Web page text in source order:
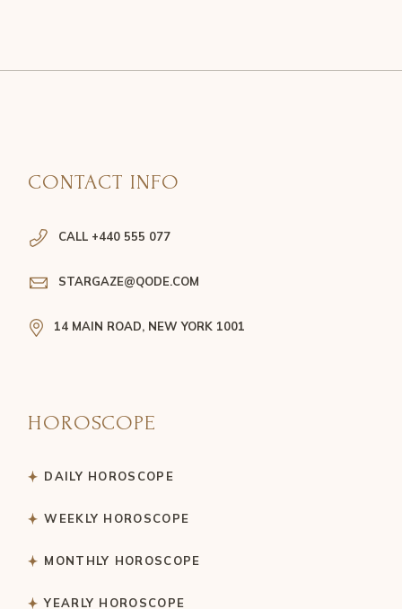
CONTACT INFO
CALL +440 555 077
STARGAZE@QODE.COM
14 MAIN ROAD, NEW YORK 1001
HOROSCOPE
DAILY HOROSCOPE
WEEKLY HOROSCOPE
MONTHLY HOROSCOPE
YEARLY HOROSCOPE